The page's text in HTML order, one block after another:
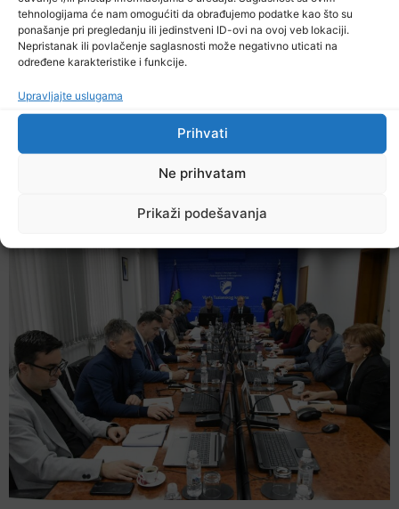
tehnologijama će nam omogućiti da obrađujemo podatke kao što su
ponašanje pri pregledanju ili jedinstveni ID-ovi na ovoj veb lokaciji.
Nepristanak ili povlačenje saglasnosti može negativno uticati na
određene karakteristike i funkcije.
Upravljajte uslugama
Prihvati
Ne prihvatam
Prikaži podešavanja
Danas počela isplata uvećanih penzija